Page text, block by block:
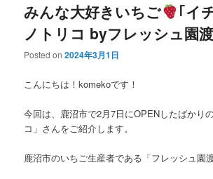
みんな大好きいちご
｢イ
ノトリコ byフレッシュ園
Posted on2024年3月1日
こんにちは！komekoです！
今回は、鹿沼市で2月7日にOPENしたばかり
コ」さんをご紹介します。
鹿沼市のいちご生産者である「フレッシュ園